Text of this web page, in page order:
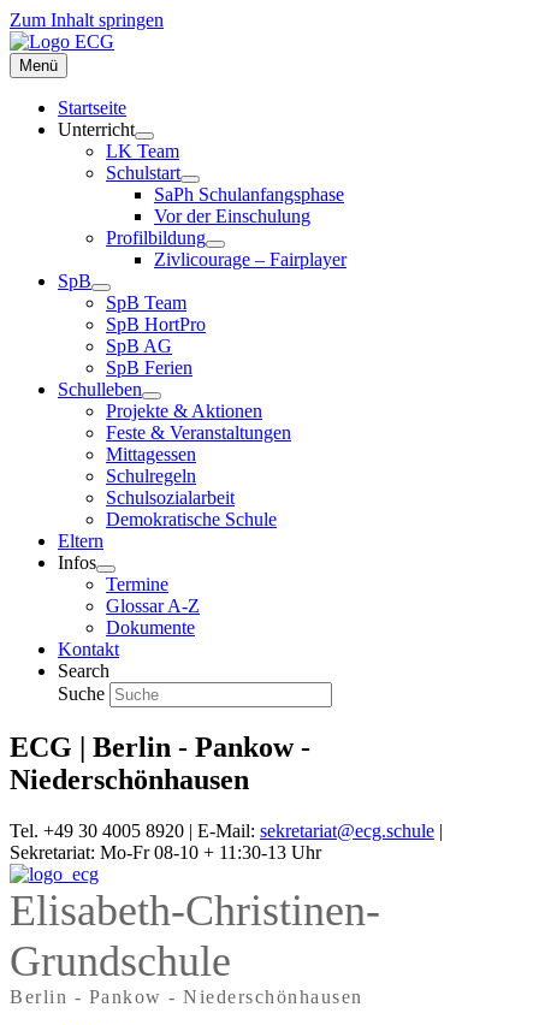
Zum Inhalt springen
Menü
Startseite
Unterricht
LK Team
Schulstart
SaPh Schulanfangsphase
Vor der Einschulung
Profilbildung
Zivlicourage – Fairplayer
SpB
SpB Team
SpB HortPro
SpB AG
SpB Ferien
Schulleben
Projekte & Aktionen
Feste & Veranstaltungen
Mittagessen
Schulregeln
Schulsozialarbeit
Demokratische Schule
Eltern
Infos
Termine
Glossar A-Z
Dokumente
Kontakt
Search
Suche
ECG | Berlin - Pankow -
Niederschönhausen
Tel. +49 30 4005 8920 | E-Mail: sekretariat@ecg.schule |
Sekretariat: Mo-Fr 08-10 + 11:30-13 Uhr
Elisabeth-Christinen-
Grundschule
Berlin - Pankow - Niederschönhausen